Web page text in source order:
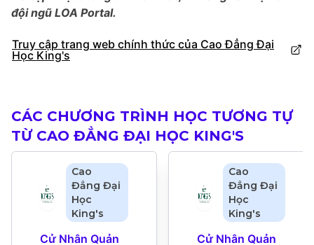
đội ngũ LOA Portal.
Truy cập trang web chính thức của Cao Đẳng Đại
Học King's
CÁC CHƯƠNG TRÌNH HỌC TƯƠNG TỰ
TỪ CAO ĐẲNG ĐẠI HỌC KING'S
Cao
Đẳng Đại
Học
King's
Cử Nhân Quản
Cao
Đẳng Đại
Học
King's
Cử Nhân Quản